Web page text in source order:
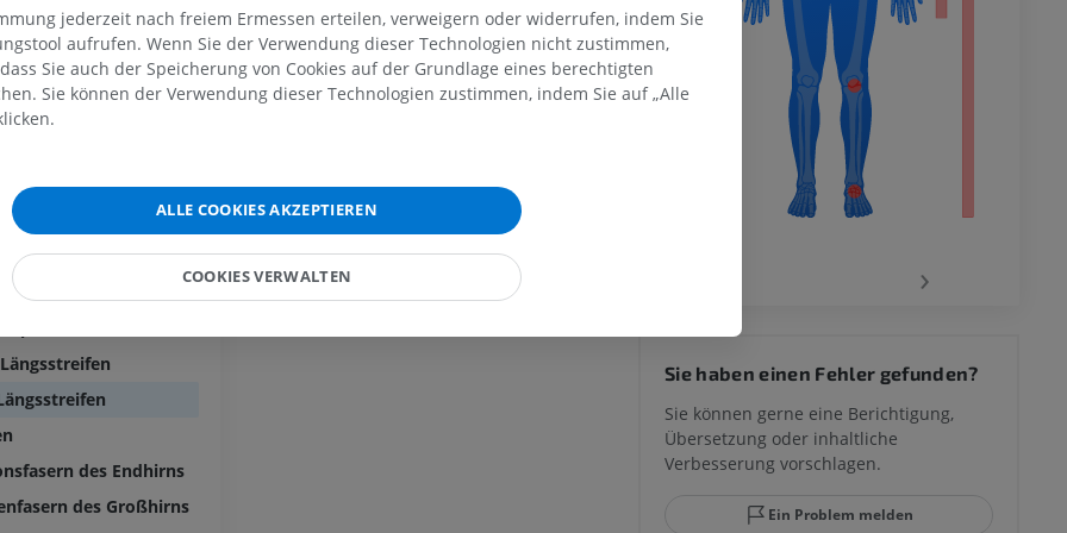
Zentrum
des Endhirns
des Großhirns
PREMIUM
MRT des Ellenbogens
MRT der Hand
PREMIUM
oberen Extremität
Röntgenbilder
Abbildungen
PREMIUM
MRT
PREMIUM
MRT
CT-Arthografie des
›
Sie haben einen Fehler gefunden?
Sie können gerne eine Berichtigung,
Übersetzung oder inhaltliche
Verbesserung vorschlagen.
Ein Problem melden
jederzeit nach freiem Ermessen erteilen, verweigern oder widerrufen, indem Sie
aufrufen. Wenn Sie der Verwendung dieser Technologien nicht zustimmen,
Sie auch der Speicherung von Cookies auf der Grundlage eines berechtigten
Sie können der Verwendung dieser Technologien zustimmen, indem Sie auf „Alle
ALLE COOKIES AKZEPTIEREN
COOKIES VERWALTEN